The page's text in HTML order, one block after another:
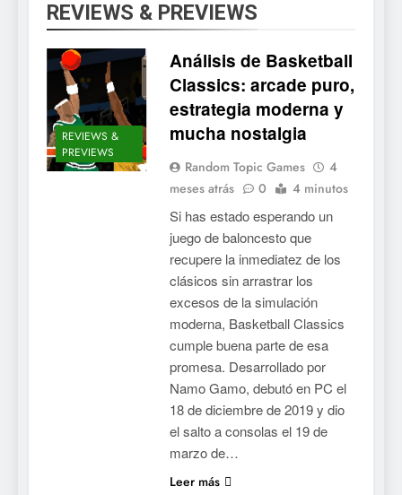
REVIEWS & PREVIEWS
REVIEWS &
PREVIEWS
Análisis de Basketball
Classics: arcade puro,
estrategia moderna y
mucha nostalgia
Random Topic Games
4
meses atrás
0 4 minutos
Si has estado esperando un
juego de baloncesto que
recupere la inmediatez de los
clásicos sin arrastrar los
excesos de la simulación
moderna, Basketball Classics
cumple buena parte de esa
promesa. Desarrollado por
Namo Gamo, debutó en PC el
18 de diciembre de 2019 y dio
el salto a consolas el 19 de
marzo de…
Leer más